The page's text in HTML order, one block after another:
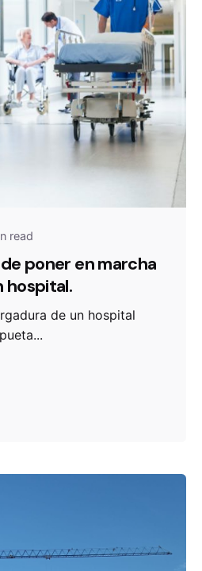
read
poner en marcha
hospital.
de un hospital